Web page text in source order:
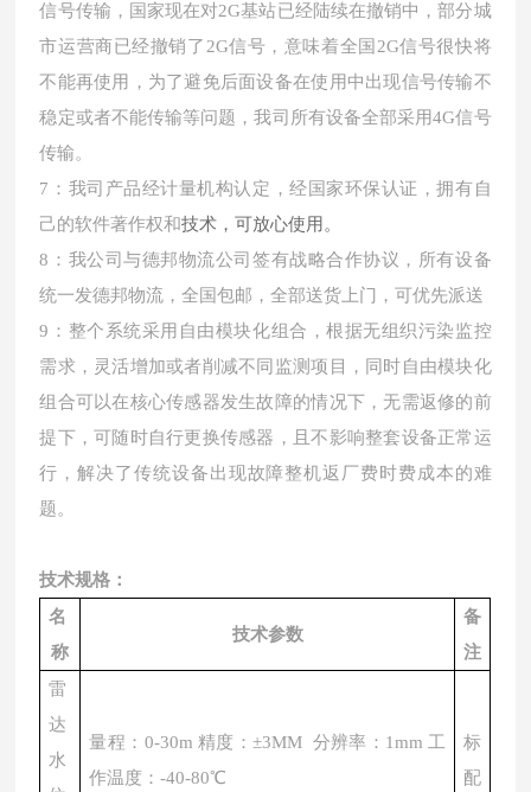
信号传输，国家现在对2G基站已经陆续在撤销中，部分城
市运营商已经撤销了2G信号，意味着全国2G信号很快将
不能再使用，为了避免后面设备在使用中出现信号传输不
稳定或者不能传输等问题，我司所有设备全部采用4G信号
传输。
7：我司产品经计量机构认定，经国家环保认证，拥有自
己的软件著作权和技术，可放心使用。
8：我公司与德邦物流公司签有战略合作协议，所有设备
统一发德邦物流，全国包邮，全部送货上门，可优先派送
9：整个系统采用自由模块化组合，根据无组织污染监控
需求，灵活增加或者削减不同监测项目，同时自由模块化
组合可以在核心传感器发生故障的情况下，无需返修的前
提下，可随时自行更换传感器，且不影响整套设备正常运
行，解决了传统设备出现故障整机返厂费时费成本的难
题。
技术规格：
名
称
技术参数
备
注
雷
达
水
量程： 0-30m 精度：±3MM 分辨率：1mm 工
作温度：-40-80℃
标
配